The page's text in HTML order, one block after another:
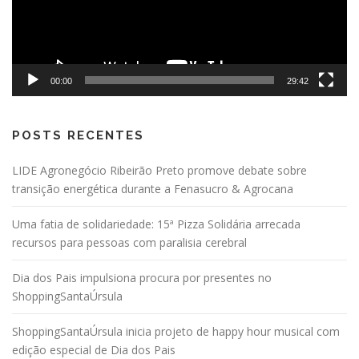
s
00:00 29:42
POSTS RECENTES
LIDE Agronegócio Ribeirão Preto promove debate sobre
transição energética durante a Fenasucro & Agrocana
Uma fatia de solidariedade: 15ª Pizza Solidária arrecada
recursos para pessoas com paralisia cerebral
Dia dos Pais impulsiona procura por presentes no
ShoppingSantaÚrsula
ShoppingSantaÚrsula inicia projeto de happy hour musical com
edição especial de Dia dos Pais